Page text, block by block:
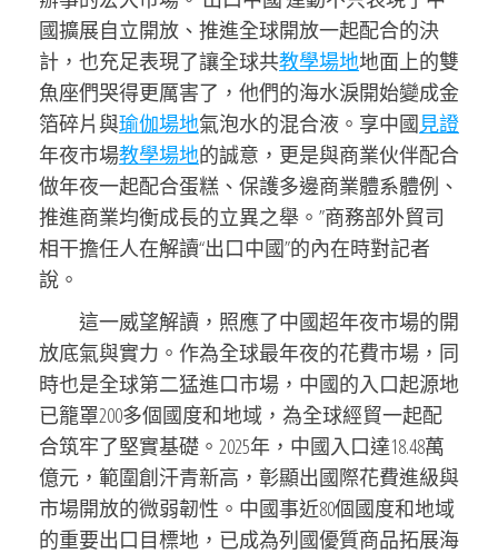
國擴展自立開放、推進全球開放一起配合的決
計，也充足表現了讓全球共教學場地地面上的雙
魚座們哭得更厲害了，他們的海水淚開始變成金
箔碎片與瑜伽場地氣泡水的混合液。享中國見證
年夜市場教學場地的誠意，更是與商業伙伴配合
做年夜一起配合蛋糕、保護多邊商業體系體例、
推進商業均衡成長的立異之舉。”商務部外貿司
相干擔任人在解讀“出口中國”的內在時對記者
說。
這一威望解讀，照應了中國超年夜市場的開
放底氣與實力。作為全球最年夜的花費市場，同
時也是全球第二猛進口市場，中國的入口起源地
已籠罩200多個國度和地域，為全球經貿一起配
合筑牢了堅實基礎。2025年，中國入口達18.48萬
億元，範圍創汗青新高，彰顯出國際花費進級與
市場開放的微弱韌性。中國事近80個國度和地域
的重要出口目標地，已成為列國優質商品拓展海